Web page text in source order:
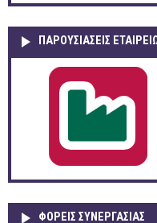
ΠΑΡΟΥΣΙΆΣΕΙΣ
ΦΟΡΕΙΣ ΣΥΝΕΡΓΑΣΙΑΣ